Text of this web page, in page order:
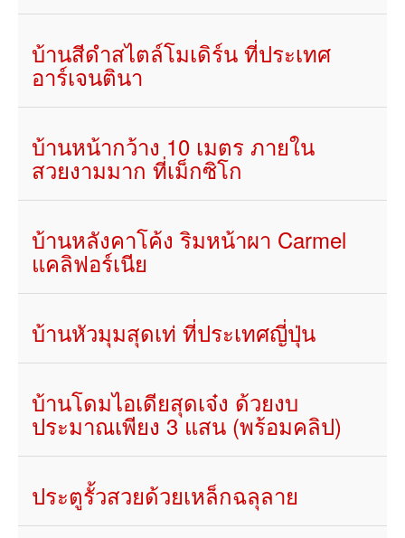
บ้านสีดำสไตล์โมเดิร์น ที่ประเทศ
อาร์เจนตินา
บ้านหน้ากว้าง 10 เมตร ภายใน
สวยงามมาก ที่เม็กซิโก
บ้านหลังคาโค้ง ริมหน้าผา Carmel
แคลิฟอร์เนีย
บ้านหัวมุมสุดเท่ ที่ประเทศญี่ปุ่น
บ้านโดมไอเดียสุดเจ๋ง ด้วยงบ
ประมาณเพียง 3 แสน (พร้อมคลิป)
ประตูรั้วสวยด้วยเหล็กฉลุลาย